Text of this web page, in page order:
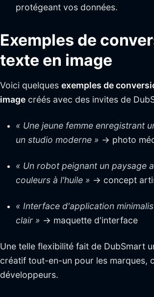
protégeant vos données.
Exemples de
texte en image
Voici quelques exemples de
image créés avec des invites de
« Une jeune femme enregistrant
un studio moderne » → photo
« Un robot peignant un paysage
couleurs à l'huile » → concept
« Interface d'application
clair » → maquette d'interface
Une telle flexibilité fait de DubSmart
créatif tout-en-un pour les marques,
développeurs.